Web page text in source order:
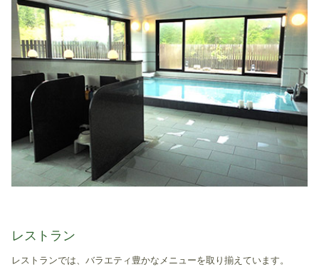
レストラン
レストランでは、バラエティ豊かなメニューを取り揃えています。